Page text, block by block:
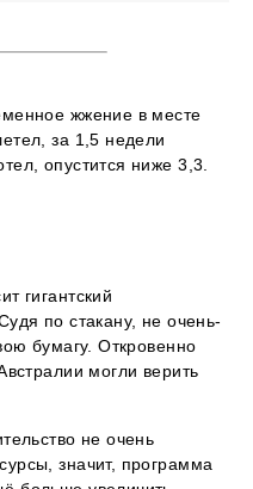
жжение в месте
за 1,5 недели
опустится ниже 3,3.
гигантский
по стакану, не очень-
бумагу. Откровенно
могли верить
не очень
значит, программа